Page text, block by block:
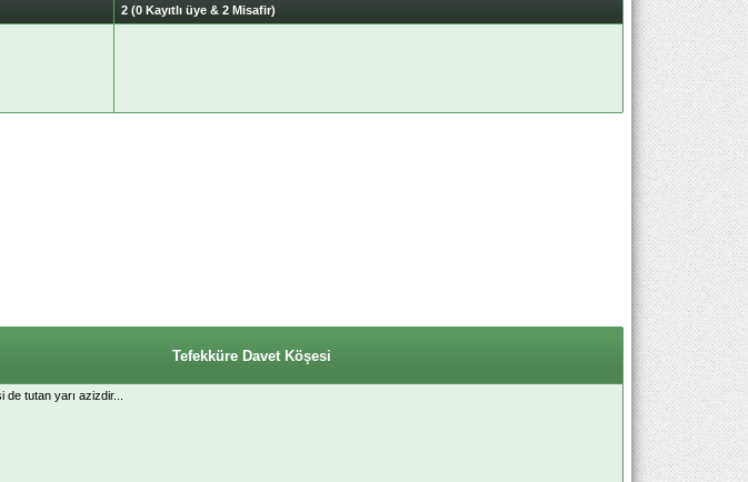
2 (0 Kayıtlı üye & 2 Misafir)
Tefekküre Davet Köşesi
tutan yarı azizdir...